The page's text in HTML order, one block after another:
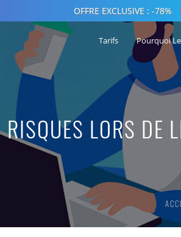
Tarifs Pourquoi
LORS DE